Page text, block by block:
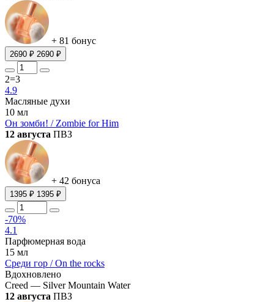
+ 81 бонус
2690 ₽ 2690 ₽
2=3
4.9
Масляные духи
10 мл
Он зомби! / Zombie for Him
12 августа ПВЗ
+ 42 бонуса
1395 ₽ 1395 ₽
-70%
4.1
Парфюмерная вода
15 мл
Среди гор / On the rocks
Вдохновлено
Creed — Silver Mountain Water
12 августа ПВЗ